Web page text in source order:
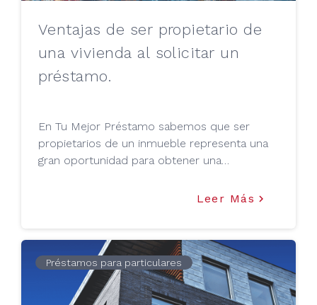
Ventajas de ser propietario de
una vivienda al solicitar un
préstamo.
En Tu Mejor Préstamo sabemos que ser
propietarios de un inmueble representa una
gran oportunidad para obtener una
obteniendo ganancias a través de su alquiler
encontramos en una situación de necesidad
financiera rápida y sencilla, sin
documentación excesiva o largos trámites.
Leer Más keyboard_arrow_right
Préstamos para particulares